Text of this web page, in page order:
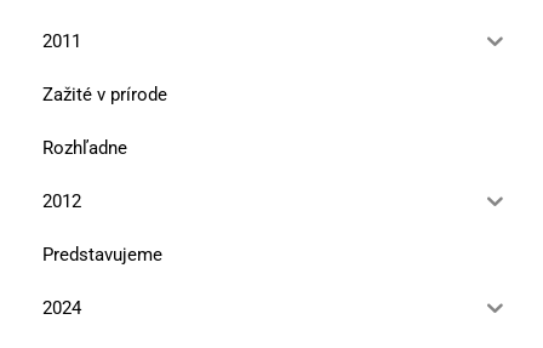
2011
Zažité v prírode
Rozhľadne
2012
Predstavujeme
2024